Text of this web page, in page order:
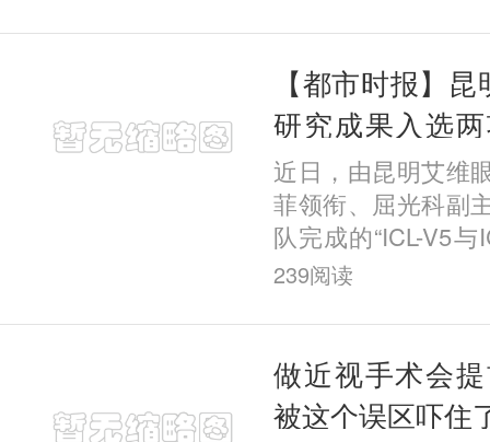
下，该
【都市时报】
研究成果入选
术盛会
近日，由昆明艾维
菲领衔、屈光科副
队完成的“ICL-V5
视觉质量对比研究
Vision China（视
239阅读
做近视手术会
被这个误区吓住